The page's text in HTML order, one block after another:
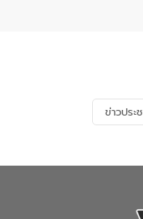
ข่าวประ